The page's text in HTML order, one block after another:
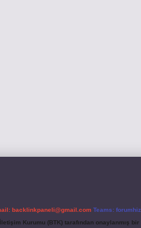
backlinkpaneli@gmail.com Teams:
Kurumu (BTK) tarafından onaylanmış